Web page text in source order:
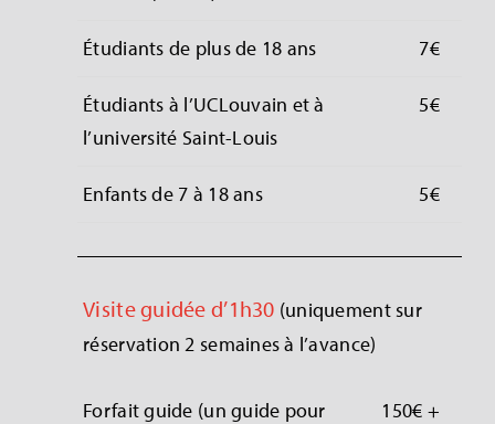
Étudiants de plus de 18 ans 7€
Étudiants à l’UCLouvain et à
l’université Saint-Louis
5€
Enfants de 7 à 18 ans 5€
Visite guidée d’1h30 (uniquement sur
réservation 2 semaines à l’avance)
Forfait guide (un guide pour
150€ +